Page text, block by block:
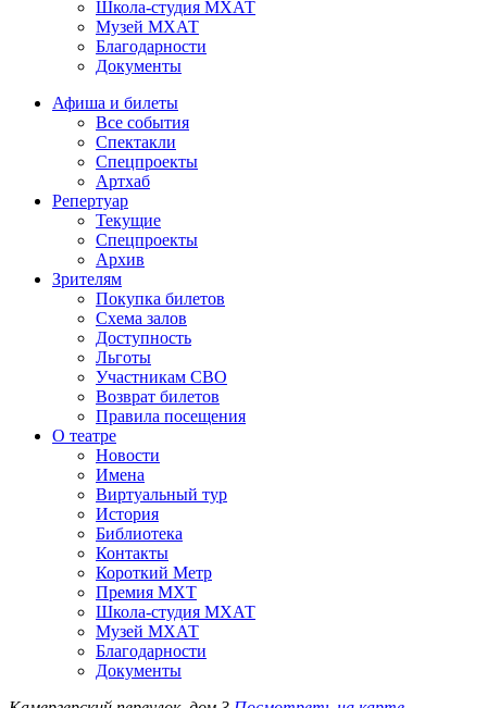
Школа-студия МХАТ
Музей МХАТ
Благодарности
Документы
Афиша и билеты
Все события
Спектакли
Спецпроекты
Артхаб
Репертуар
Текущие
Спецпроекты
Архив
Зрителям
Покупка билетов
Схема залов
Доступность
Льготы
Участникам СВО
Возврат билетов
Правила посещения
О театре
Новости
Имена
Виртуальный тур
История
Библиотека
Контакты
Короткий Метр
Премия МХТ
Школа-студия МХАТ
Музей МХАТ
Благодарности
Документы